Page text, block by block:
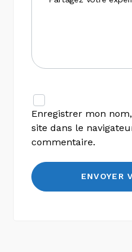
Enregistrer mon
site dans le
commentaire.